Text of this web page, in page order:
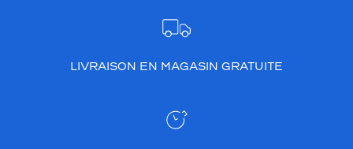
LIVRAISON EN MAGASIN GRATUITE